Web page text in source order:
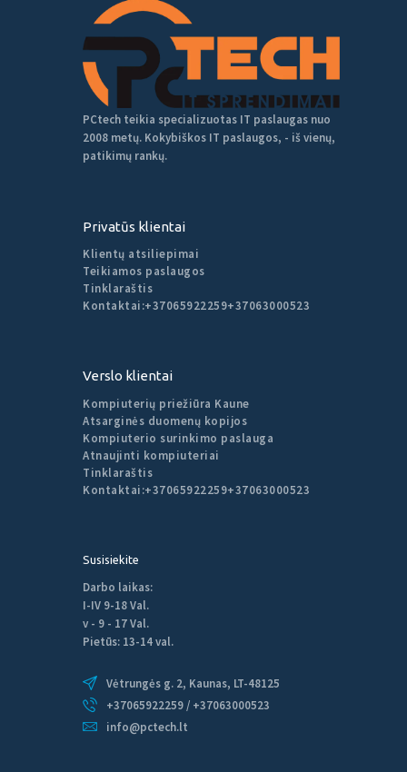
PCtech teikia specializuotas IT paslaugas nuo
2008 metų. Kokybiškos IT paslaugos, - iš vienų,
patikimų rankų.
Privatūs klientai
Klientų atsiliepimai
Teikiamos paslaugos
Tinklaraštis
Kontaktai:+37065922259+37063000523
Verslo klientai
Kompiuterių priežiūra Kaune
Atsarginės duomenų kopijos
Kompiuterio surinkimo paslauga
Atnaujinti kompiuteriai
Tinklaraštis
Kontaktai:+37065922259+37063000523
Susisiekite
Darbo laikas:
I-IV 9-18 Val.
v - 9 - 17 Val.
Pietūs: 13-14 val.
Vėtrungės g. 2, Kaunas, LT-48125
+37065922259 / +37063000523
info@pctech.lt